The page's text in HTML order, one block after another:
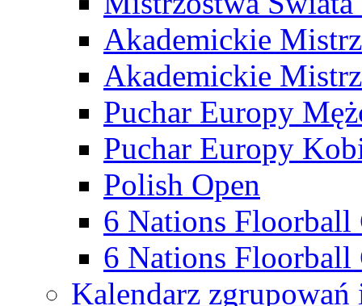
Akademickie
Akademickie
Puchar Europy
Puchar Europy
Polish Open
6 Nations Floorball
6 Nations Floorball
Kalendarz